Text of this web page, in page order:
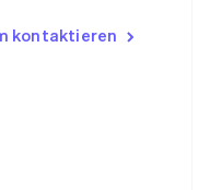
kontaktieren